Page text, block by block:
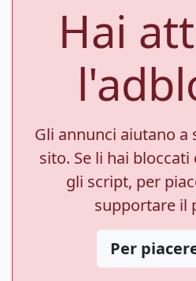
Hai
Gli annunci aiutano a
sito. Se li hai
gli script, per
supportare il
Per